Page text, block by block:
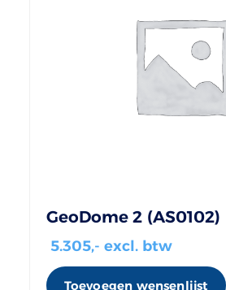
GeoDome 2 (AS0102)
5.305,- excl. btw
Toevoegen wensenlijst